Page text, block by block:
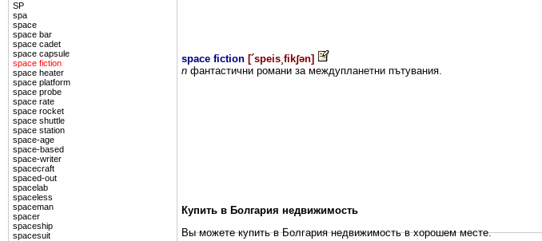
SP
spa
space
space bar
space cadet
space capsule
space fiction
space heater
space platform
space probe
space rate
space rocket
space shuttle
space station
space-age
space-based
space-writer
spacecraft
spaced-out
spacelab
spaceless
spaceman
spacer
spaceship
spacesuit
space fiction [´speis¸fikʃən]
n фантастични романи за междупланетни пътувания.
Купить в Болгария недвижимость
Вы можете купить в Болгария недвижимость в хорошем месте.